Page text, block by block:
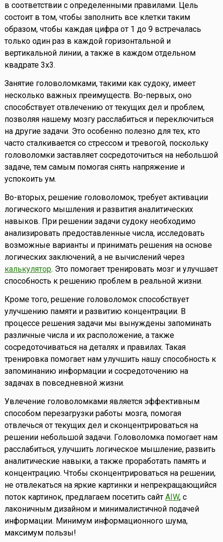
в соответствии с определенными правилами. Цель
состоит в том, чтобы заполнить все клетки таким
образом, чтобы каждая цифра от 1 до 9 встречалась
только один раз в каждой горизонтальной и
вертикальной линии, а также в каждом отдельном
квадрате 3x3.
Занятие головоломками, такими как судоку, имеет
несколько важных преимуществ. Во-первых, оно
способствует отвлечению от текущих дел и проблем,
позволяя нашему мозгу расслабиться и переключиться
на другие задачи. Это особенно полезно для тех, кто
часто сталкивается со стрессом и тревогой, поскольку
головоломки заставляет сосредоточиться на небольшой
задаче, тем самым помогая снять напряжение и
успокоить ум.
Во-вторых, решение головоломок, требует активации
логического мышления и развития аналитических
навыков. При решении задачи судоку необходимо
анализировать предоставленные числа, исследовать
возможные варианты и принимать решения на основе
логических заключений, а не вычислений через
калькулятор. Это помогает тренировать мозг и улучшает
способность к решению проблем в реальной жизни.
Кроме того, решение головоломок способствует
улучшению памяти и развитию концентрации. В
процессе решения задачи мы вынуждены запоминать
различные числа и их расположение, а также
сосредоточиваться на деталях и правилах. Такая
тренировка помогает нам улучшить нашу способность к
запоминанию информации и сосредоточению на
задачах в повседневной жизни.
Увлечение головоломками является эффективным
способом перезагрузки работы мозга, помогая
отвлечься от текущих дел и сконцентрироваться на
решении небольшой задачи. Головоломка помогает нам
расслабиться, улучшить логическое мышление, развить
аналитические навыки, а также проработать память и
концентрацию. Чтобы сконцентрироваться на решении,
не отвлекаться на яркие картинки и непрекращающийся
поток картинок, предлагаем посетить сайт AIW, с
лаконичным дизайном и минималистичной подачей
информации. Минимум информационного шума,
максимум пользы!